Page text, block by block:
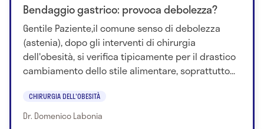
Bendaggio gastrico: provoca debolezza?
Gentile Paziente,il comune senso di debolezza
(astenia), dopo gli interventi di chirurgia
dell'obesità, si verifica tipicamente per il drastico
cambiamento dello stile alimentare, soprattutto...
CHIRURGIA DELL'OBESITÀ
Dr. Domenico Labonia